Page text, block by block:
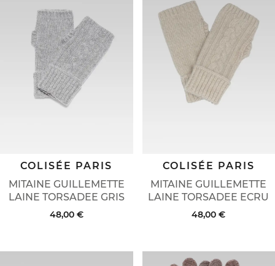
MITAINE GUILLEMETTE
LAINE TORSADEE GRIS
COLISÉE PARIS
48,00 €
MITAINE GUILLEMETTE
LAINE TORSADEE ECRU
COLISÉE PARIS
48,00 €